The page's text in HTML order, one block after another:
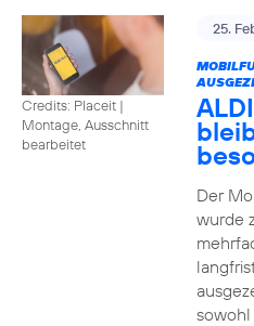
Credits: Placeit |
Montage, Ausschnitt
bearbeitet
25.
Der
wurde
sowohl